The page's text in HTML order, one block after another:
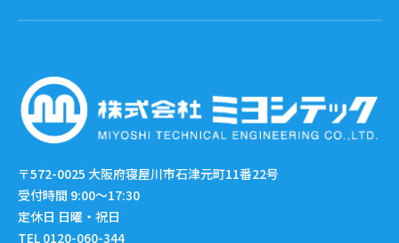
〒572-0025 大阪府寝屋川市石津元町11番22号
受付時間 9:00〜17:30
定休日 日曜・祝日
TEL 0120-060-344